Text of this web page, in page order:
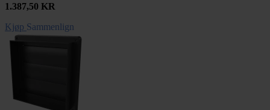
1.387,50 KR
Kjøp Sammenlign